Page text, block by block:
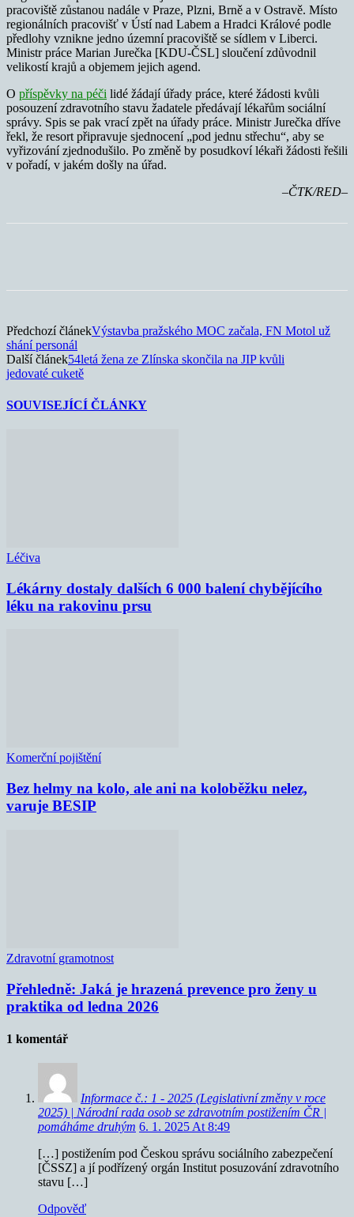
pracoviště zůstanou nadále v Praze, Plzni, Brně a v Ostravě. Místo
regionálních pracovišť v Ústí nad Labem a Hradci Králové podle
předlohy vznikne jedno územní pracoviště se sídlem v Liberci.
Ministr práce Marian Jurečka [KDU-ČSL] sloučení zdůvodnil
velikostí krajů a objemem jejich agend.
O příspěvky na péči lidé žádají úřady práce, které žádosti kvůli
posouzení zdravotního stavu žadatele předávají lékařům sociální
správy. Spis se pak vrací zpět na úřady práce. Ministr Jurečka dříve
řekl, že resort připravuje sjednocení „pod jednu střechu“, aby se
vyřizování zjednodušilo. Po změně by posudkoví lékaři žádosti řešili
v pořadí, v jakém došly na úřad.
–ČTK/RED–
Předchozí článekVýstavba pražského MOC začala, FN Motol už
shání personál
Další článek54letá žena ze Zlínska skončila na JIP kvůli
jedovaté cuketě
SOUVISEJÍCÍ ČLÁNKY
Léčiva
Lékárny dostaly dalších 6 000 balení chybějícího
léku na rakovinu prsu
Komerční pojištění
Bez helmy na kolo, ale ani na koloběžku nelez,
varuje BESIP
Zdravotní gramotnost
Přehledně: Jaká je hrazená prevence pro ženy u
praktika od ledna 2026
1 komentář
Informace č.: 1 - 2025 (Legislativní změny v roce
2025) | Národní rada osob se zdravotním postižením ČR |
pomáháme druhým 6. 1. 2025 At 8:49
[…] postižením pod Českou správu sociálního zabezpečení
[ČSSZ] a jí podřízený orgán Institut posuzování zdravotního
stavu […]
Odpověď